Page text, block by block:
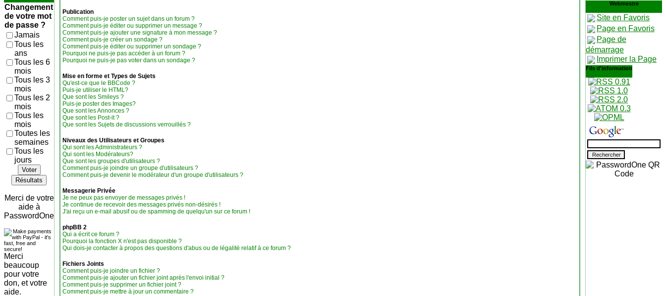
Changement
de votre mot
de passe ?
Jamais
Tous les
ans
Tous les 6
mois
Tous les 3
mois
Tous les 2
mois
Tous les
mois
Toutes les
semaines
Tous les
jours
Voter
Résultats
Merci de votre
aide à
PasswordOne
Merci
beaucoup
pour votre
don, et votre
aide.
Publication
Comment puis-je poster un sujet dans un forum ?
Comment puis-je éditer ou supprimer un message ?
Comment puis-je ajouter une signature à mon message ?
Comment puis-je créer un sondage ?
Comment puis-je éditer ou supprimer un sondage ?
Pourquoi ne puis-je pas accéder à un forum ?
Pourquoi ne puis-je pas voter dans un sondage ?
Mise en forme et Types de Sujets
Qu'est-ce que le BBCode ?
Puis-je utiliser le HTML?
Que sont les Smileys ?
Puis-je poster des Images?
Que sont les Annonces ?
Que sont les Post-it ?
Que sont les Sujets de discussions verrouillés ?
Niveaux des Utilisateurs et Groupes
Qui sont les Administrateurs ?
Qui sont les Modérateurs?
Que sont les groupes d'utilisateurs ?
Comment puis-je joindre un groupe d'utilisateurs ?
Comment puis-je devenir le modérateur d'un groupe d'utilisateurs ?
Messagerie Privée
Je ne peux pas envoyer de messages privés !
Je continue de recevoir des messages privés non-désirés !
J'ai reçu un e-mail abusif ou de spamming de quelqu'un sur ce forum !
phpBB 2
Qui a écrit ce forum ?
Pourquoi la fonction X n'est pas disponible ?
Qui dois-je contacter à propos des questions d'abus ou de légalité relatif à ce forum ?
Fichiers Joints
Comment puis-je joindre un fichier ?
Comment puis-je ajouter un fichier joint après l'envoi initial ?
Comment puis-je supprimer un fichier joint ?
Comment puis-je mettre à jour un commentaire ?
Webmestre
Site en Favoris
Page en Favoris
Page de
démarrage
Imprimer la Page
Fils d'information